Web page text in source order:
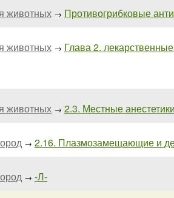
животных → Противогрибковые
животных → Глава 2.
животных → 2.3. Местные
→ 2.16. Плазмозамещающие и
→ -Л-